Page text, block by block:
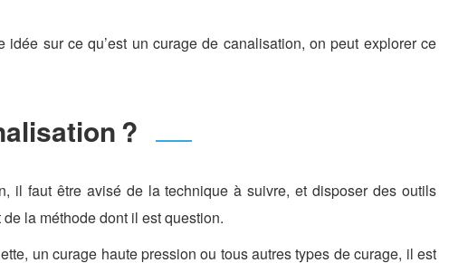
sur ce qu’est un curage de canalisation, on peut explorer ce
?
il faut être avisé de la technique à suivre, et disposer des outils
la méthode dont il est question.
un curage haute pression ou tous autres types de curage, il est